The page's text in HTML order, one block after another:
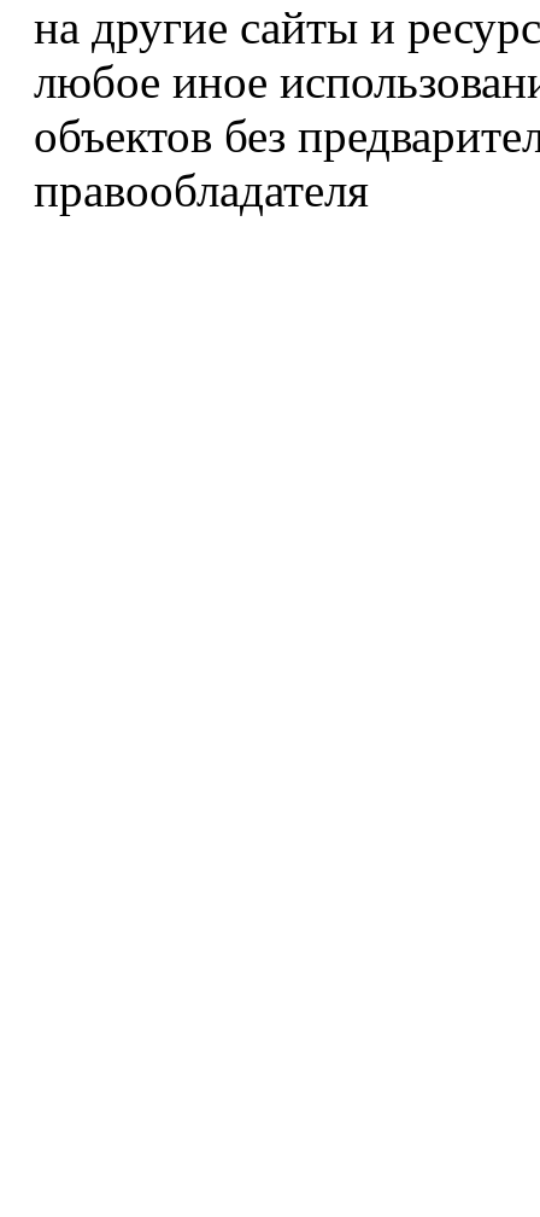
на другие сайты и
любое иное
объектов без
правообладателя